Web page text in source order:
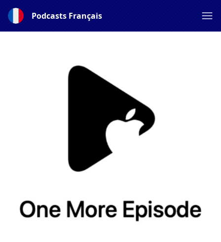
Podcasts Français